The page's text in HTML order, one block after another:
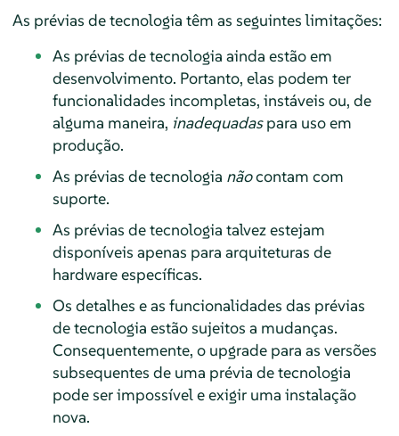
As prévias de tecnologia têm as seguintes limitações:
As prévias de tecnologia ainda estão em
desenvolvimento. Portanto, elas podem ter
funcionalidades incompletas, instáveis ou, de
alguma maneira, inadequadaspara uso em
produção.
As prévias de tecnologia nãocontam com
suporte.
As prévias de tecnologia talvez estejam
disponíveis apenas para arquiteturas de
hardware específicas.
Os detalhes e as funcionalidades das prévias
de tecnologia estão sujeitos a mudanças.
Consequentemente, o upgrade para as versões
subsequentes de uma prévia de tecnologia
pode ser impossível e exigir uma instalação
nova.